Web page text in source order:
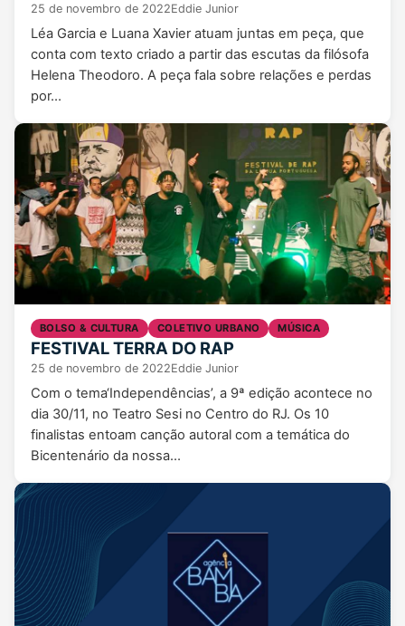
25 de novembro de 2022Eddie Junior
Léa Garcia e Luana Xavier atuam juntas em peça, que
conta com texto criado a partir das escutas da filósofa
Helena Theodoro. A peça fala sobre relações e perdas
por…
BOLSO & CULTURA COLETIVO URBANO MÚSICA
FESTIVAL TERRA DO RAP
25 de novembro de 2022Eddie Junior
Com o tema‘Independências’, a 9ª edição acontece no
dia 30/11, no Teatro Sesi no Centro do RJ. Os 10
finalistas entoam canção autoral com a temática do
Bicentenário da nossa…